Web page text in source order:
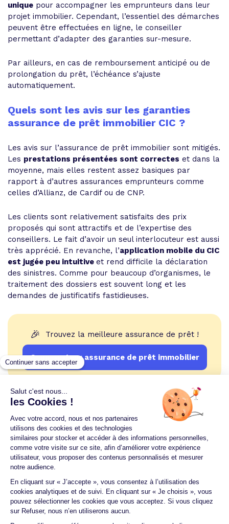
unique pour accompagner les emprunteurs dans leur
projet immobilier. Cependant, l’essentiel des démarches
peuvent être effectuées en ligne, le conseiller
permettant d’adapter des garanties sur-mesure.
Par ailleurs, en cas de remboursement anticipé ou de
prolongation du prêt, l’échéance s’ajuste
automatiquement.
Quels sont les avis sur les garanties
assurance de prêt immobilier CIC ?
Les avis sur l’assurance de prêt immobilier sont mitigés.
Les prestations présentées sont correctes et dans la
moyenne, mais elles restent assez basiques par
rapport à d’autres assurances emprunteurs comme
celles d’Allianz, de Cardif ou de CNP.
Les clients sont relativement satisfaits des prix
proposés qui sont attractifs et de l’expertise des
conseillers. Le fait d’avoir un seul interlocuteur est aussi
très apprécié. En revanche, l’application mobile du CIC
est jugée peu intuitive et rend difficile la déclaration
des sinistres. Comme pour beaucoup d’organismes, le
traitement des dossiers est souvent long et les
demandes de justificatifs fastidieuses.
🎉 Trouvez la meilleure assurance de prêt !
Comparateur assurance de prêt immobilier
Un crédit vous engage et doit être remboursé.
Vérifiez vos capacités de remboursement avant de
vous engager.
Aucun versement, de quelque nature que ce soit, ne
peut être exigé d'un particulier avant l'obtention
d'un ou plusieurs prêts d'argent.